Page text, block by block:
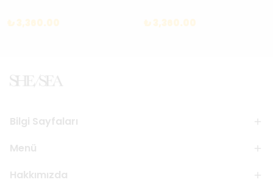
₺ 3,360.00 ₺ 3,360.00
Bilgi Sayfaları
Menü
Hakkımızda